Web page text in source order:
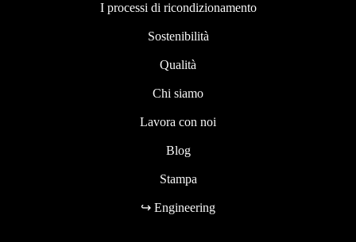
I processi di ricondizionamento
Sostenibilità
Qualità
Chi siamo
Lavora con noi
Blog
Stampa
↪ Engineering